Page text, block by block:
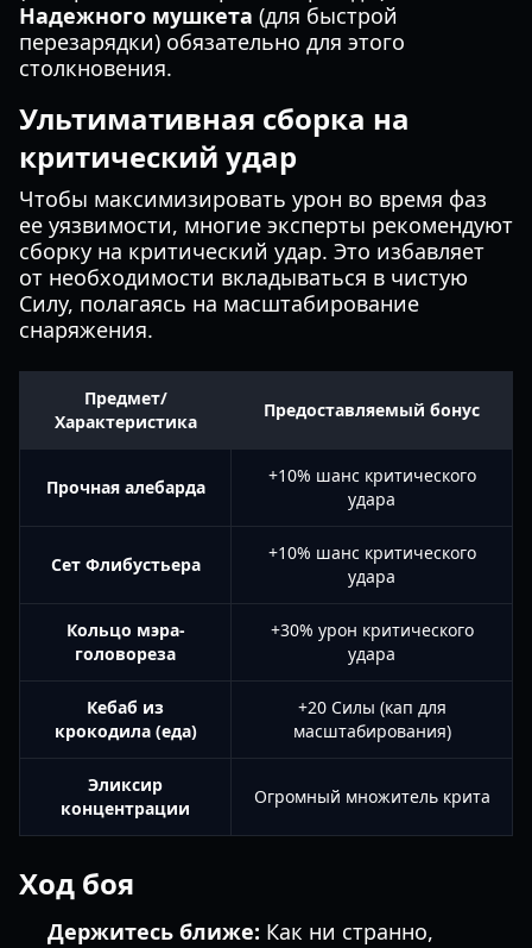
Надежного мушкета (для быстрой
перезарядки) обязательно для этого
столкновения.
Ультимативная сборка на
критический удар
Чтобы максимизировать урон во время фаз
ее уязвимости, многие эксперты рекомендуют
сборку на критический удар. Это избавляет
от необходимости вкладываться в чистую
Силу, полагаясь на масштабирование
снаряжения.
Предмет/
Характеристика
Предоставляемый бонус
Прочная алебарда
+10% шанс критического
удара
Сет Флибустьера
+10% шанс критического
удара
Кольцо мэра-
головореза
+30% урон критического
удара
Кебаб из
крокодила (еда)
+20 Силы (кап для
масштабирования)
Эликсир
концентрации
Огромный множитель крита
Ход боя
Держитесь ближе: Как ни странно,